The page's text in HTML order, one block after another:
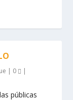
| 0 |
públicas